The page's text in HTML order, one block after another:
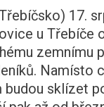
17.
u Třebíče
zemnímu
Namísto
budou sklízet